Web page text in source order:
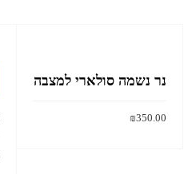
נר נשמה סולארי למצבה
₪350.00